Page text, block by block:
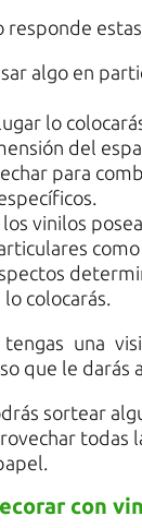
responde
algo en
lo
del
para
vinilos
colocarás.
una
que le darás
sortear
todas
con